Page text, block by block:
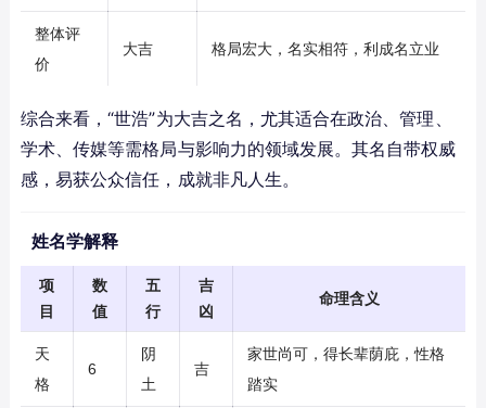
整体评
价
大吉 格局宏大，名实相符，利成名立业
综合来看，“世浩”为大吉之名，尤其适合在政治、管理、
学术、传媒等需格局与影响力的领域发展。其名自带权威
感，易获公众信任，成就非凡人生。
姓名学解释
项
目
数
值
五
行
吉
凶
命理含义
天
格
6
阴
土
吉
家世尚可，得长辈荫庇，性格
踏实